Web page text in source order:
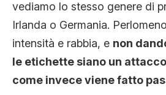
vediamo lo stesso genere di
Irlanda o Germania.
intensità e rabbia, e non
le etichette siano un
come invece viene fatto